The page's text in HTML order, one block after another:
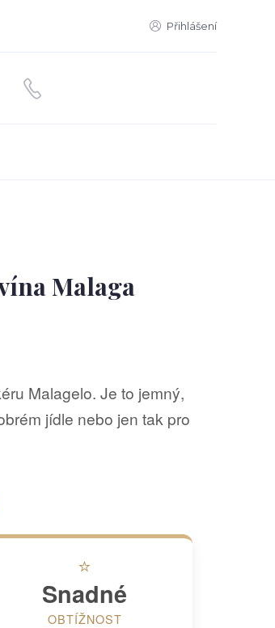
Přihlášení
Malaga
Malagelo. Je to jemný,
jídle nebo jen tak pro
⭐
Snadné
OBTÍŽNOST